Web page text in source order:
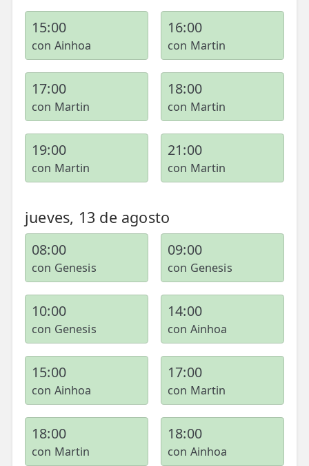
Bursitis de Hombro
Síndrome Piramidal
Tendinitis de Aquiles
15:00
con Ainhoa
16:00
con Martin
17:00
con Martin
18:00
con Martin
19:00
con Martin
21:00
con Martin
jueves, 13 de agosto
08:00
con Genesis
09:00
con Genesis
10:00
con Genesis
14:00
con Ainhoa
15:00
con Ainhoa
17:00
con Martin
18:00
con Martin
18:00
con Ainhoa